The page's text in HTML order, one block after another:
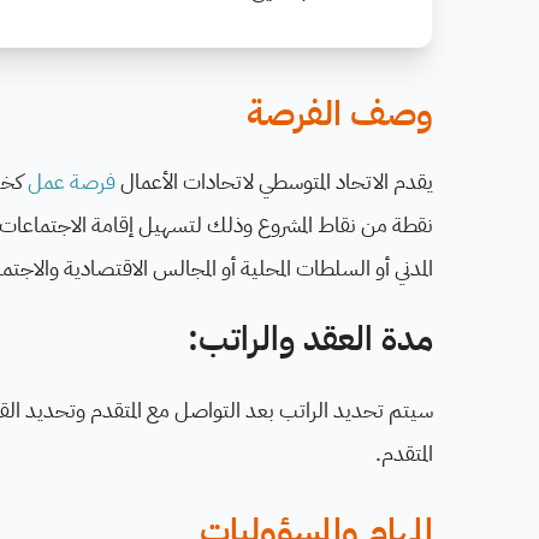
وصف الفرصة
يقدم الاتحاد المتوسطي لاتحادات الأعمالفرصة عمل
نقطة من نقاط المشروع وذلك لتسهيل إقامة
المدني أو السلطات المحلية أو المجالس الاقتصادية
مدة العقد والراتب:
سيتم تحديد الراتب بعد التواصل مع المتقدم وتحديد
المتقدم.